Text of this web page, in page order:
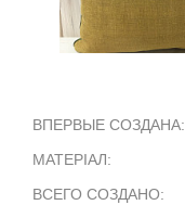
ВПЕРВЫЕ СОЗДАНА:
МАТЕРІАЛ:
ВСЕГО СОЗДАНО: